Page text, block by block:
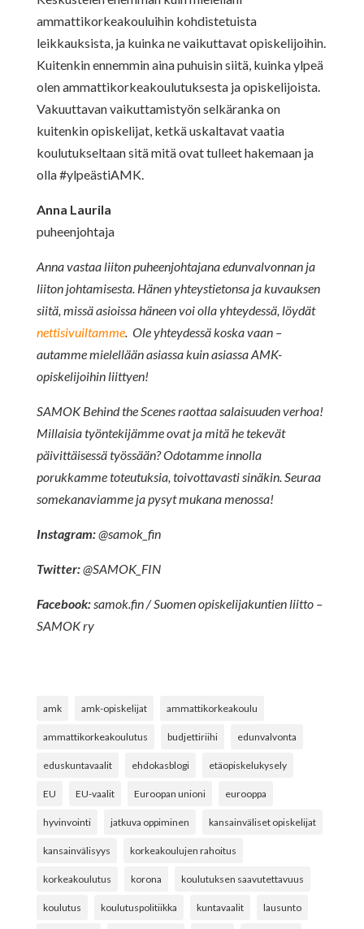
ammattikorkeakouluihin kohdistetuista
leikkauksista, ja kuinka ne vaikuttavat opiskelijoihin.
Kuitenkin ennemmin aina puhuisin siitä, kuinka ylpeä
olen ammattikorkeakoulutuksesta ja opiskelijoista.
Vakuuttavan vaikuttamistyön selkäranka on
kuitenkin opiskelijat, ketkä uskaltavat vaatia
koulutukseltaan sitä mitä ovat tulleet hakemaan ja
olla #ylpeästiAMK.
Anna Laurila
puheenjohtaja
Anna vastaa liiton puheenjohtajana edunvalvonnan ja
liiton johtamisesta. Hänen yhteystietonsa ja kuvauksen
siitä, missä asioissa häneen voi olla yhteydessä, löydät
nettisivuiltamme. Ole yhteydessä koska vaan –
autamme mielellään asiassa kuin asiassa AMK-
opiskelijoihin liittyen!
SAMOK Behind the Scenes raottaa salaisuuden verhoa!
Millaisia työntekijämme ovat ja mitä he tekevät
päivittäisessä työssään? Odotamme innolla
porukkamme toteutuksia, toivottavasti sinäkin. Seuraa
somekanaviamme ja pysyt mukana menossa!
Instagram:@samok_fin
Twitter:@SAMOK_FIN
Facebook:samok.fin / Suomen opiskelijakuntien liitto –
SAMOK ry
amk amk-opiskelijat ammattikorkeakoulu
ammattikorkeakoulutus budjettiriihi edunvalvonta
eduskuntavaalit ehdokasblogi etäopiskelukysely
EU EU-vaalit Euroopan unioni eurooppa
hyvinvointi jatkuva oppiminen kansainväliset opiskelijat
kansainvälisyys korkeakoulujen rahoitus
korkeakoulutus korona koulutuksen saavutettavuus
koulutus koulutuspolitiikka kuntavaalit lausunto